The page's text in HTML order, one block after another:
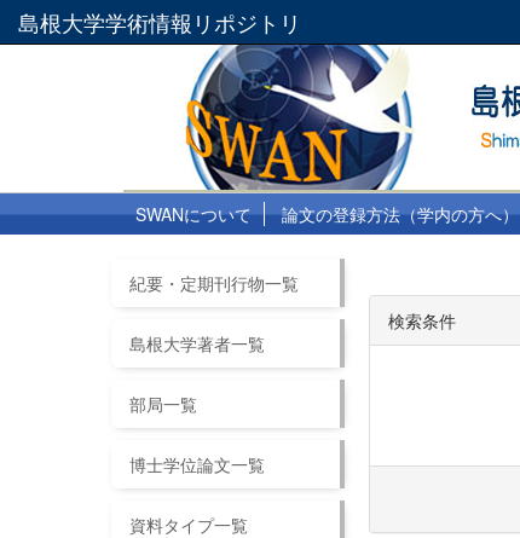
島根大学学術情報リポジトリ
SWANについて 論文の登録方法（学内の方へ）
紀要・定期刊行物一覧
島根大学著者一覧
部局一覧
博士学位論文一覧
資料タイプ一覧
検索条件